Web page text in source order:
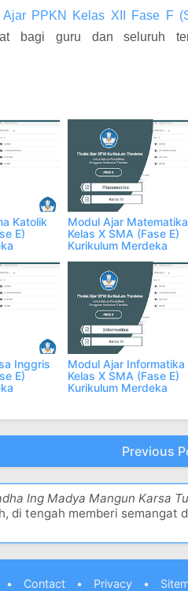
Ajar PPKN Kelas XII Fase F
bagi guru dan seluruh
Katolik
E)
Modul Ajar Matematika
Kelas X SMA (Fase E)
Kurikulum Merdeka
Inggris
E)
Modul Ajar Informatika
Kelas X SMA (Fase E)
Kurikulum Merdeka
Previous
Ing Madya Mangun Karsa
di tengah memberi semangat
• Contact • Privacy •